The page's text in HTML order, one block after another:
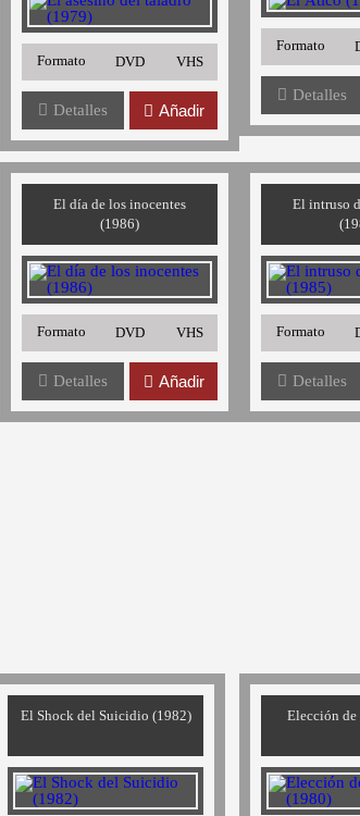
Formato DVD VHS
Detalles Añadir
Formato
Detalles
El día de los inocentes
(1986)
Formato DVD VHS
Detalles Añadir
El intruso
Formato
Detalles
El Shock del Suicidio (1982) Elección de